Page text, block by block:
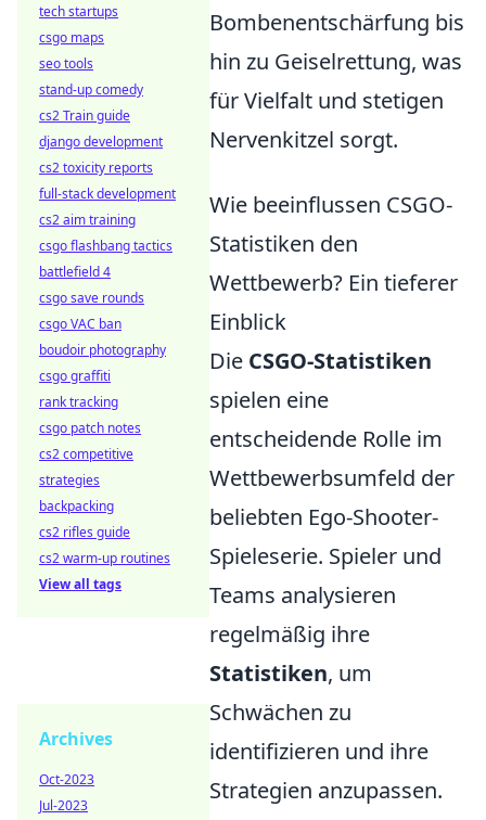
Bombenentschärfung bis
hin zu Geiselrettung, was
für Vielfalt und stetigen
Nervenkitzel sorgt.
Wie beeinflussen CSGO-
Statistiken den
Wettbewerb? Ein tieferer
Einblick
Die CSGO-Statistiken
spielen eine
entscheidende Rolle im
Wettbewerbsumfeld der
beliebten Ego-Shooter-
Spieleserie. Spieler und
Teams analysieren
regelmäßig ihre
Statistiken, um
Schwächen zu
identifizieren und ihre
Strategien anzupassen.
tech startups
csgo maps
seo tools
stand-up comedy
cs2 Train guide
django development
cs2 toxicity reports
full-stack development
cs2 aim training
csgo flashbang tactics
battlefield 4
csgo save rounds
csgo VAC ban
boudoir photography
csgo graffiti
rank tracking
csgo patch notes
cs2 competitive
strategies
backpacking
cs2 rifles guide
cs2 warm-up routines
View all tags
Archives
Oct-2023
Jul-2023